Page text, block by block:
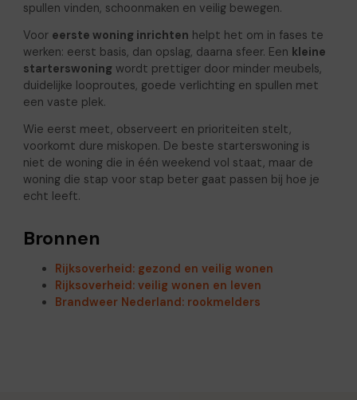
spullen vinden, schoonmaken en veilig bewegen.
Voor eerste woning inrichten helpt het om in fases te
werken: eerst basis, dan opslag, daarna sfeer. Een kleine
starterswoningwordt prettiger door minder meubels,
duidelijke looproutes, goede verlichting en spullen met
een vaste plek.
Wie eerst meet, observeert en prioriteiten stelt,
voorkomt dure miskopen. De beste starterswoning is
niet de woning die in één weekend vol staat, maar de
woning die stap voor stap beter gaat passen bij hoe je
echt leeft.
Bronnen
Rijksoverheid: gezond en veilig wonen
Rijksoverheid: veilig wonen en leven
Brandweer Nederland: rookmelders